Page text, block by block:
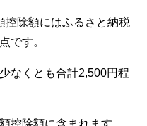
控除額にはふるさと納税
です。
なくとも合計2,500円程
控除額に含まれます。